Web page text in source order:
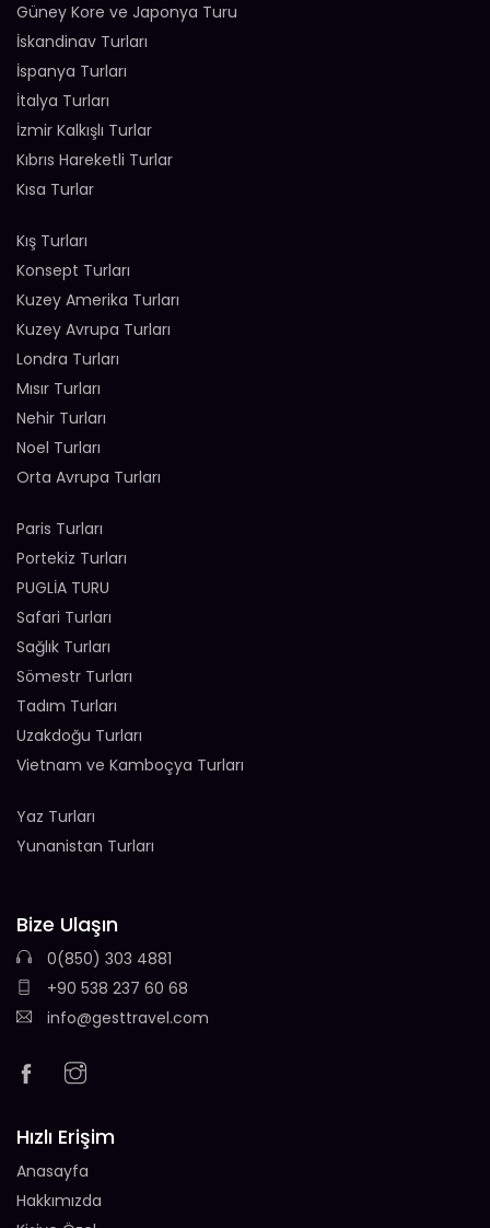
Güney Kore ve Japonya Turu
İskandinav Turları
İspanya Turları
İtalya Turları
İzmir Kalkışlı Turlar
Kıbrıs Hareketli Turlar
Kısa Turlar
Kış Turları
Konsept Turları
Kuzey Amerika Turları
Kuzey Avrupa Turları
Londra Turları
Mısır Turları
Nehir Turları
Noel Turları
Orta Avrupa Turları
Paris Turları
Portekiz Turları
PUGLİA TURU
Safari Turları
Sağlık Turları
Sömestr Turları
Tadım Turları
Uzakdoğu Turları
Vietnam ve Kamboçya Turları
Yaz Turları
Yunanistan Turları
Bize Ulaşın
0(850) 303 4881
+90 538 237 60 68
info@gesttravel.com
Hızlı Erişim
Anasayfa
Hakkımızda